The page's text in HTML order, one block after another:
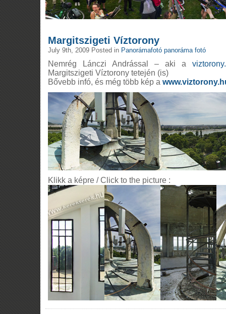
Margitszigeti Víztorony
July 9th, 2009 Posted in Panorámafotó panoráma fotó
Nemrég Lánczi Andrással – aki a
Margitszigeti Víztorony tetején (is)
Bővebb infó, és még több kép a
Klikk a képre / Click to the picture :